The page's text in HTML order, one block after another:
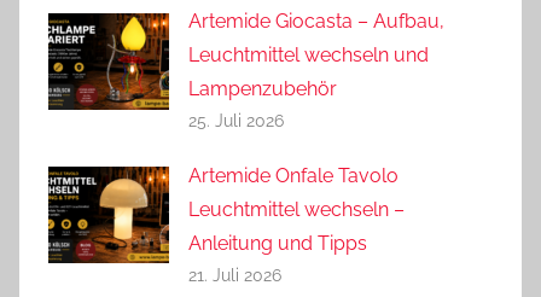
Artemide Giocasta – Aufbau,
Leuchtmittel wechseln und
Lampenzubehör
25. Juli 2026
Artemide Onfale Tavolo
Leuchtmittel wechseln –
Anleitung und Tipps
21. Juli 2026